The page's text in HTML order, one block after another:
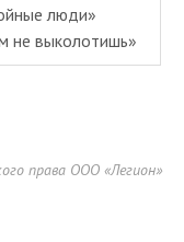
люди»
не выколотишь»
права ООО «Легион»